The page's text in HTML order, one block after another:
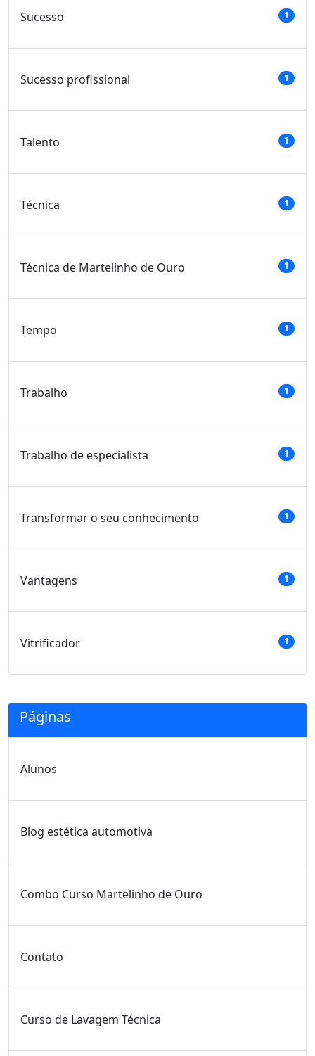
Sucesso 1
Sucesso profissional 1
Talento 1
Técnica 1
Técnica de Martelinho de Ouro 1
Tempo 1
Trabalho 1
Trabalho de especialista 1
Transformar o seu conhecimento 1
Vantagens 1
Vitrificador 1
Páginas
Alunos
Blog estética automotiva
Combo Curso Martelinho de Ouro
Contato
Curso de Lavagem Técnica